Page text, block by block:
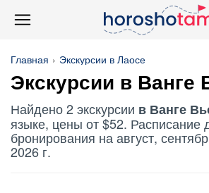
Главная Экскурсии в Лаосе
Экскурсии в Ванге
Найдено 2 экскурсии в Ванге
языке, цены от $52. Расписание
бронирования на август,
2026 г.